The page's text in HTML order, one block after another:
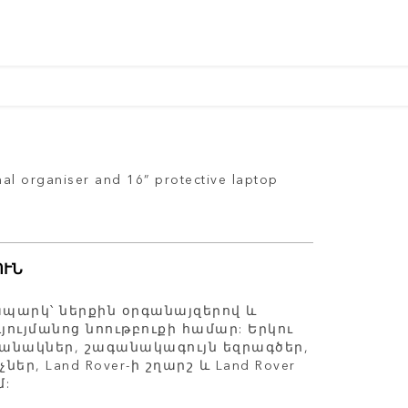
organiser and 16” protective laptop
ներքին օրգանայզերով և
նոութբուքի համար: Երկու
շագանակագույն եզրագծեր,
Land Rover-ի շղարշ և Land Rover